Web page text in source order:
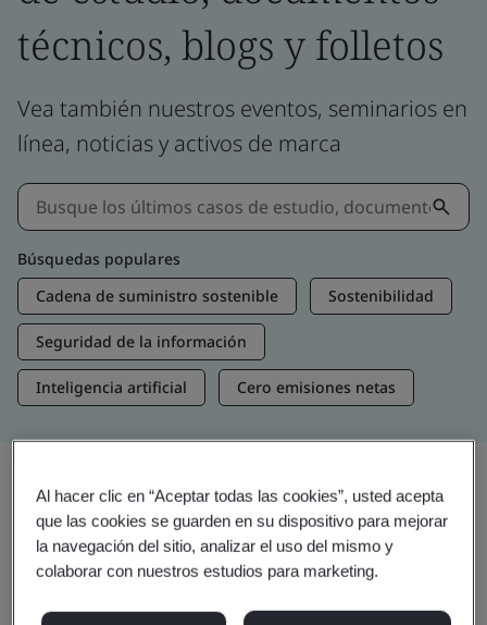
técnicos, blogs y folletos
Vea también nuestros eventos, seminarios en
línea, noticias y activos de marca
Búsquedas populares
Cadena de suministro sostenible
Sostenibilidad
Seguridad de la información
Inteligencia artificial Cero emisiones netas
Recursos multimedia
Perspectivas en tendencia
Al hacer clic en “Aceptar todas las cookies”, usted acepta
que las cookies se guarden en su dispositivo para mejorar
la navegación del sitio, analizar el uso del mismo y
colaborar con nuestros estudios para marketing.